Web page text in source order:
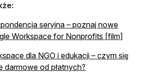
seryjna – poznaj nowe
Workspace for Nonprofits [film]
dla NGO i edukacji – czym się
darmowe od płatnych?